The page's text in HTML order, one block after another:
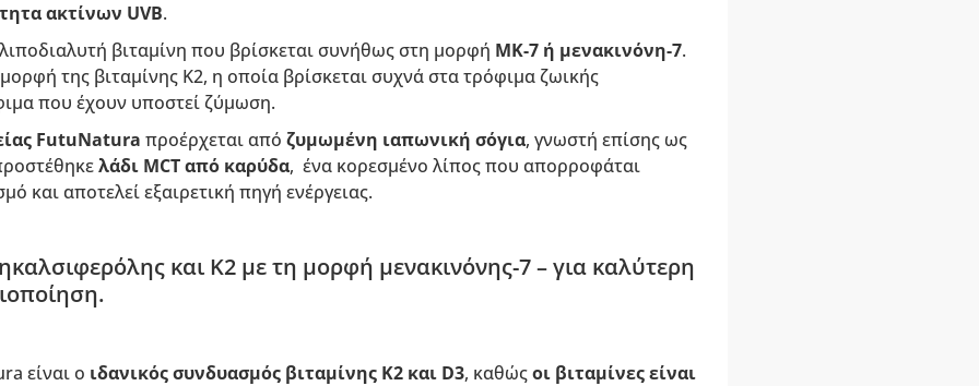
ακτίνων UVB.
βιταμίνη που βρίσκεται συνήθως στη μορφή MK-7 ή μενακινόνη-7.
της βιταμίνης Κ2, η οποία βρίσκεται συχνά στα τρόφιμα ζωικής
που έχουν υποστεί ζύμωση.
FutuNatura προέρχεται από ζυμωμένη ιαπωνική σόγια, γνωστή επίσης ως
λάδι MCT από καρύδα, ένα κορεσμένο λίπος που απορροφάται
και αποτελεί εξαιρετική πηγή ενέργειας.
και K2 με τη μορφή μενακινόνης-7 – για καλύτερη
είναι ο ιδανικός συνδυασμός βιταμίνης K2 και D3, καθώςοι βιταμίνες είναι